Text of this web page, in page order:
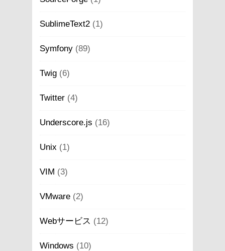
SublimeText2 (1)
Symfony (89)
Twig (6)
Twitter (4)
Underscore.js (16)
Unix (1)
VIM (3)
VMware (2)
Webサービス (12)
Windows (10)